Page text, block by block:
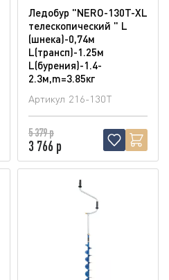
Ледобур "NERO-130T-XL
телескопический " L
(шнека)-0,74м
L(трансп)-1.25м
L(бурения)-1.4-
2.3м,m=3.85кг
Артикул 216-130T
5 379 р
3 766 р